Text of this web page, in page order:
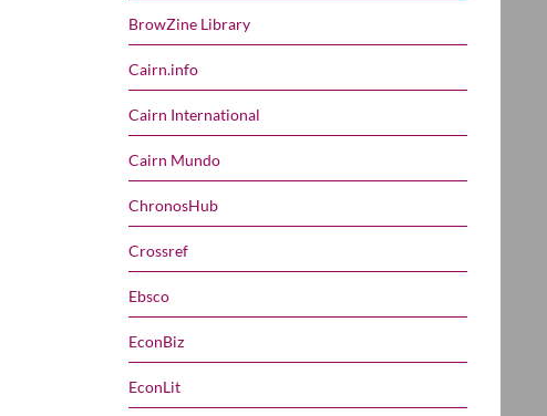
BrowZine Library
Cairn.info
Cairn International
Cairn Mundo
ChronosHub
Crossref
Ebsco
EconBiz
EconLit